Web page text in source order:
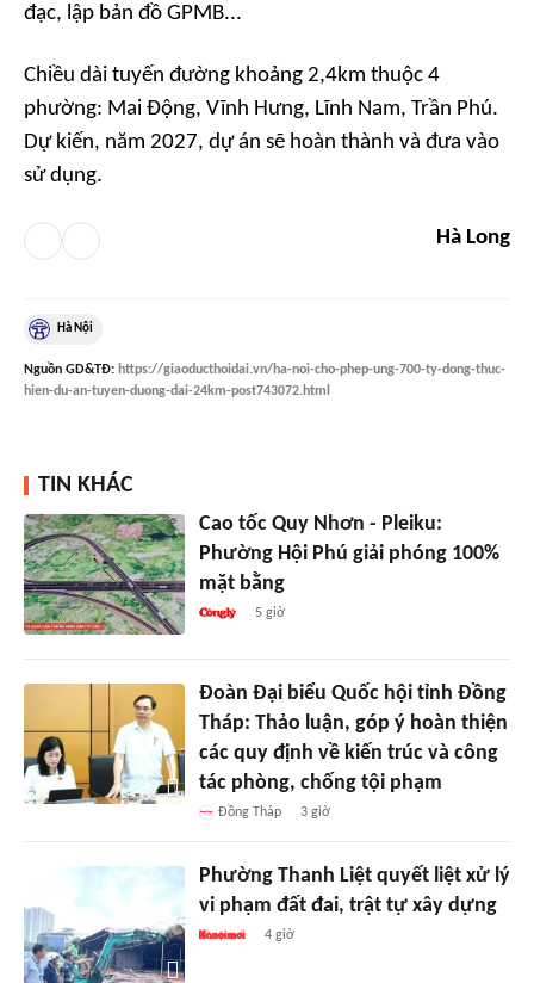
đạc, lập bản đồ GPMB...
Chiều dài tuyến đường khoảng 2,4km thuộc 4
phường: Mai Động, Vĩnh Hưng, Lĩnh Nam, Trần Phú.
Dự kiến, năm 2027, dự án sẽ hoàn thành và đưa vào
sử dụng.
Hà Long
Hà Nội
Nguồn GD&TĐ: https://giaoducthoidai.vn/ha-noi-cho-phep-ung-700-ty-dong-thuc-
hien-du-an-tuyen-duong-dai-24km-post743072.html
TIN KHÁC
Cao tốc Quy Nhơn - Pleiku:
Phường Hội Phú giải phóng 100%
mặt bằng
5 giờ
Đoàn Đại biểu Quốc hội tỉnh Đồng
Tháp: Thảo luận, góp ý hoàn thiện
các quy định về kiến trúc và công
tác phòng, chống tội phạm
Đồng Tháp 3 giờ
Phường Thanh Liệt quyết liệt xử lý
vi phạm đất đai, trật tự xây dựng
4 giờ